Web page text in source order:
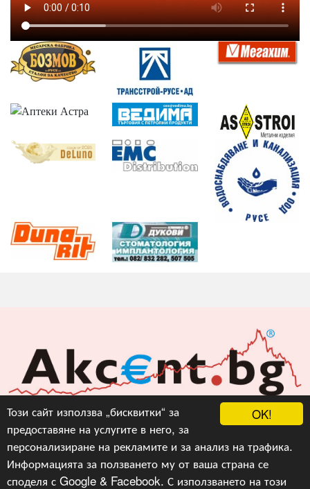
OK!
Този сайт използва „бисквитки“ за
предоставяне на услугите в него, за
персонализиране на рекламите и за анализ на трафика.
Информацията за ползването му от ваша страна се
споделя с Google & Facebook. С използването на този
Акцент БГ ЕООД
info@akcent.bg
Facebook